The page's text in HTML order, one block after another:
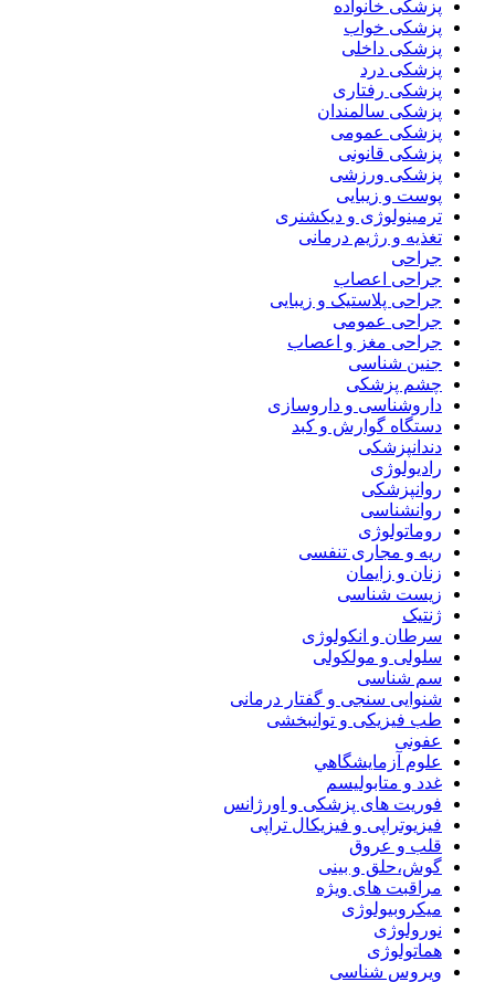
پزشکی خانواده
پزشکی خواب
پزشکی داخلی
پزشکی درد
پزشکی رفتاری
پزشکی سالمندان
پزشکی عمومی
پزشکی قانونی
پزشکی ورزشی
پوست و زیبایی
ترمینولوژی و دیکشنری
تغذیه و رژیم درمانی
جراحی
جراحی اعصاب
جراحی پلاستیک و زیبایی
جراحی عمومی
جراحی مغز و اعصاب
جنین شناسی
چشم پزشکی
داروشناسی و داروسازی
دستگاه گوارش و کبد
دندانپزشکی
رادیولوژی
روانپزشکی
روانشناسی
روماتولوژی
ریه و مجاری تنفسی
زنان و زایمان
زیست شناسی
ژنتیک
سرطان و انکولوژی
سلولی و مولکولی
سم شناسی
شنوایی سنجی و گفتار درمانی
طب فیزیکی و توانبخشی
عفونی
علوم آزمايشگاهي
غدد و متابولیسم
فوریت های پزشکی و اورژانس
فیزیوتراپی و فیزیکال تراپی
قلب و عروق
گوش،حلق و بینی
مراقبت های ویژه
میکروبیولوژی
نورولوژی
هماتولوژی
ویروس شناسی